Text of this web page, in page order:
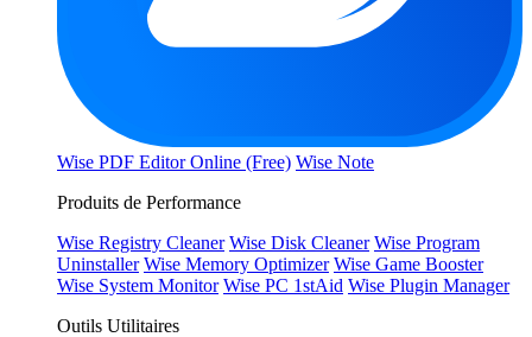
Wise PDF Editor Online (Free) Wise Note
Produits de Performance
Wise Registry Cleaner Wise Disk Cleaner Wise Program
Uninstaller Wise Memory Optimizer Wise Game Booster
Wise System Monitor Wise PC 1stAid Wise Plugin Manager
Outils Utilitaires